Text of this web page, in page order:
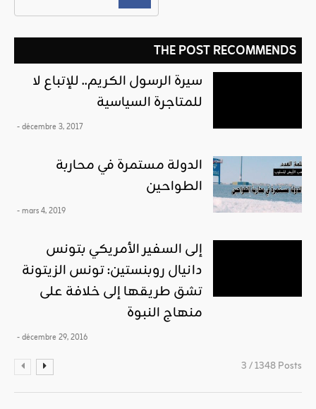
THE POST RECOMMENDS
سيرة الرسول الكريم.. للإتباع لا
للمتاجرة السياسية
- décembre 3, 2017
الدولة مستمرة في محاربة
الطواحين
- mars 4, 2019
إلى السفير الأمريكي بتونس
دانيال روبنستين: تونس الزيتونة
تشق طريقها إلى خلافة على
منهاج النبوة
- décembre 29, 2016
3 / 1348 Posts